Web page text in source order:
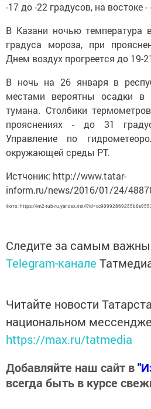
-17 до -22 градусов, на востоке -
В Казани ночью температура
градуса мороза, при
Днем воздух прогреется до 19-
В ночь на 26 января в
местами вероятны осадки в
тумана. Столбики
прояснениях - до 31
Управление по
окружающей среды РТ.
Истчоник: http://www.tatar-
inform.ru/news/2016/01/24/
Фото: https://im2-tub-ru.yandex.net/
Следите за самым
Telegram-канале
Читайте новости
национальном
https://max.ru/tatmedia
Добавляйте наш сайт в
всегда быть в курсе